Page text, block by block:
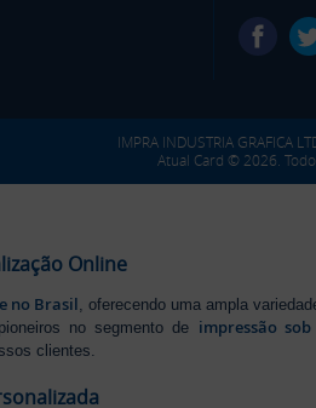
IMPRA INDUSTRIA GRAFICA
Atual Card © 2026.
Online
no Brasil, oferecendo uma ampla
no segmento de impressão
clientes.